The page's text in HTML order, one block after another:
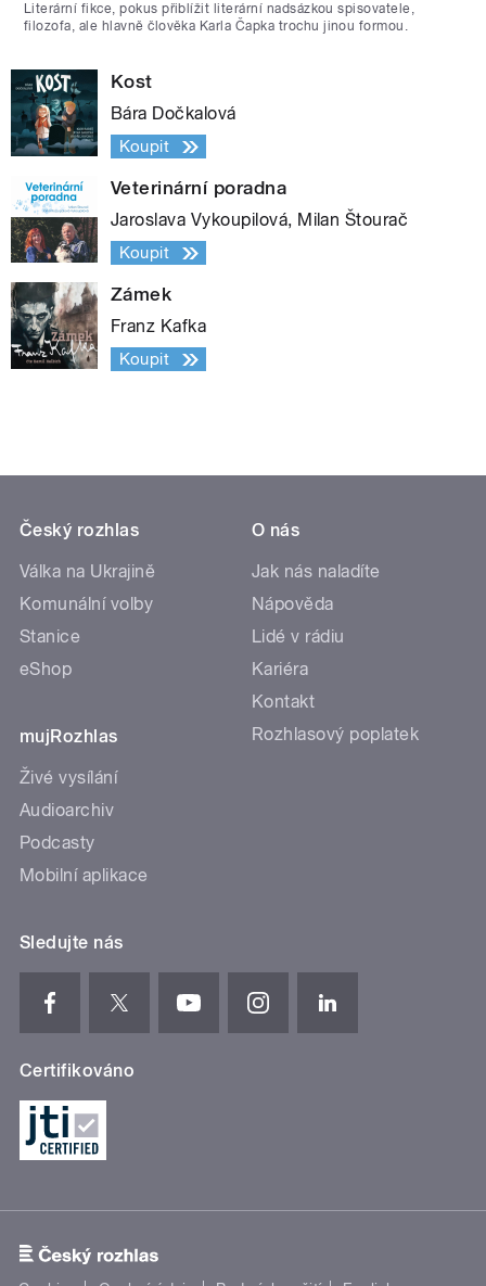
Literární fikce, pokus přiblížit literární nadsázkou spisovatele,
filozofa, ale hlavně člověka Karla Čapka trochu jinou formou.
Kost
Bára Dočkalová
Koupit
Veterinární poradna
Jaroslava Vykoupilová, Milan Štourač
Koupit
Zámek
Franz Kafka
Koupit
Český rozhlas
Válka na Ukrajině
Komunální volby
Stanice
eShop
mujRozhlas
Živé vysílání
Audioarchiv
Podcasty
Mobilní aplikace
O nás
Jak nás naladíte
Nápověda
Lidé v rádiu
Kariéra
Kontakt
Rozhlasový poplatek
Sledujte nás
Certifikováno